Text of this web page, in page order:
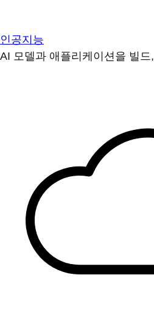
인공지능
AI 모델과 애플리케이션을 빌